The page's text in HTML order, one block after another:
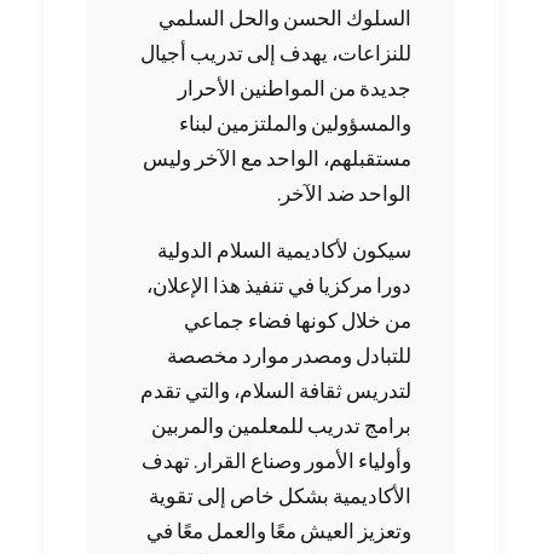
السلوك الحسن والحل السلمي
للنزاعات، يهدف إلى تدريب أجيال
جديدة من المواطنين الأحرار
والمسؤولين والملتزمين لبناء
مستقبلهم، الواحد مع الآخر وليس
الواحد ضد الآخر.
سيكون لأكاديمية السلام الدولية
دورا مركزيا في تنفيذ هذا الإعلان،
من خلال كونها فضاء جماعي
للتبادل ومصدر موارد مخصصة
لتدريس ثقافة السلام، والتي تقدم
برامج تدريب للمعلمين والمربين
وأولياء الأمور وصناع القرار. تهدف
الأكاديمية بشكل خاص إلى تقوية
وتعزيز العيش معًا والعمل معًا في